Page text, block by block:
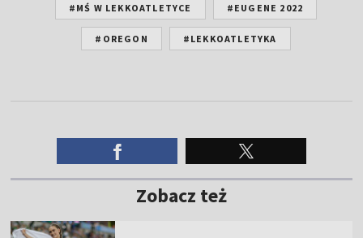
#MŚ W LEKKOATLETYCE #EUGENE 2022
#OREGON #LEKKOATLETYKA
Zobacz też